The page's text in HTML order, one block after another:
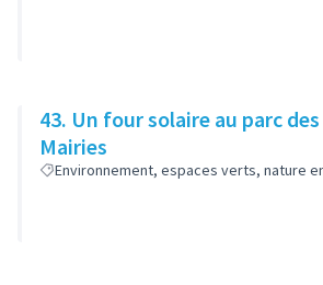
43. Un four solaire au parc
Mairies
Environnement, espaces verts, nature